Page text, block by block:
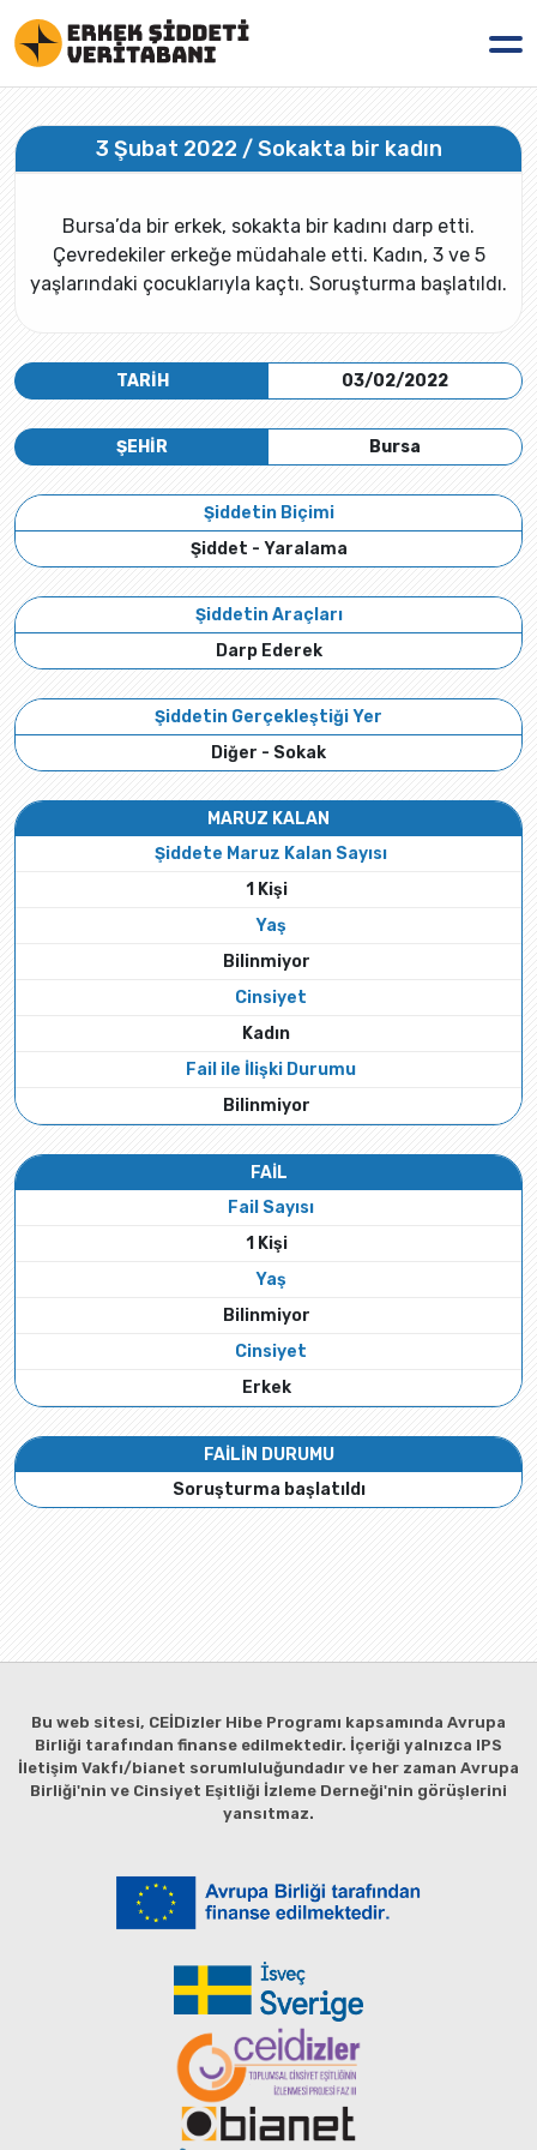
3 Şubat 2022 / Sokakta bir kadın
Bursa’da bir erkek, sokakta bir kadını darp etti.
Çevredekiler erkeğe müdahale etti. Kadın, 3 ve 5
yaşlarındaki çocuklarıyla kaçtı. Soruşturma başlatıldı.
TARİH 03/02/2022
Bursa
ŞEHİR
Şiddetin Biçimi
Şiddet - Yaralama
Şiddetin Araçları
Darp Ederek
Şiddetin Gerçekleştiği Yer
Diğer - Sokak
MARUZ KALAN
Şiddete Maruz Kalan Sayısı
1 Kişi
Yaş
Bilinmiyor
Cinsiyet
Kadın
Fail ile İlişki Durumu
Bilinmiyor
FAİL
Fail Sayısı
1 Kişi
Yaş
Bilinmiyor
Cinsiyet
Erkek
FAİLİN DURUMU
Soruşturma başlatıldı
Bu web sitesi, CEİDizler Hibe Programı kapsamında Avrupa
Birliği tarafından finanse edilmektedir. İçeriği yalnızca IPS
İletişim Vakfı/bianet sorumluluğundadır ve her zaman Avrupa
Birliği'nin ve Cinsiyet Eşitliği İzleme Derneği'nin görüşlerini
yansıtmaz.